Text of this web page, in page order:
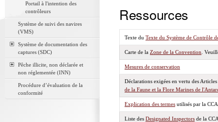
Portail à l'intention des
contrôleurs
Système de suivi des navires
(VMS)
Système de documentation des
captures (SDC)
Pêche illicite, non déclarée et
non réglementée (INN)
Procédure d’évaluation de la
conformité
Ressources
Texte du Texte du Système de Contrôle
Carte de la Zone de la Convention .
Mesures de conservation
Déclarations exigées en vertu des
de la Faune et la Flore Marines de
Explication des termes utilisés par la
Liste des Designated Inspectors de la